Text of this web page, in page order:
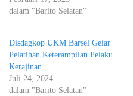
dalam "Barito Selatan"
Disdagkop UKM Barsel Gelar
Pelatihan Keterampilan Pelaku
Kerajinan
Juli 24, 2024
dalam "Barito Selatan"